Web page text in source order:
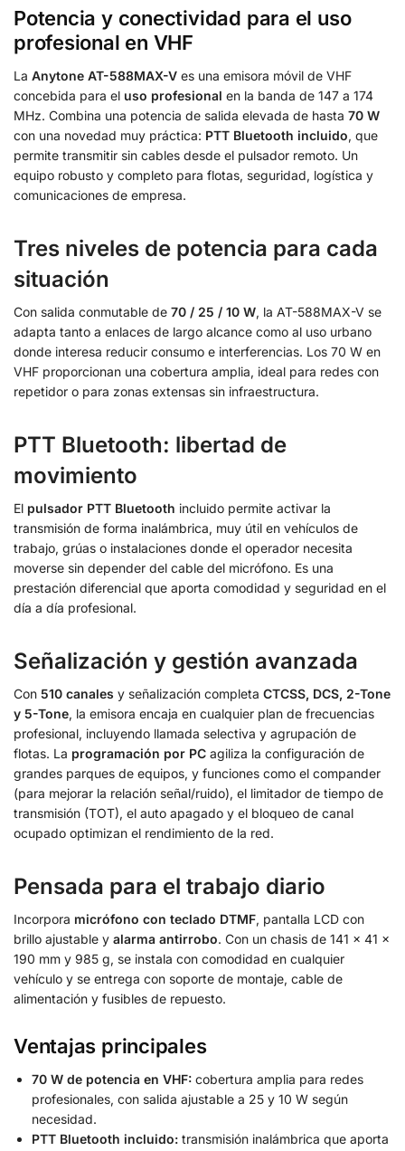
Potencia y conectividad para el uso
profesional en VHF
La Anytone AT-588MAX-V es una emisora móvil de VHF
concebida para el uso profesional en la banda de 147 a 174
MHz. Combina una potencia de salida elevada de hasta 70 W
con una novedad muy práctica: PTT Bluetooth incluido, que
permite transmitir sin cables desde el pulsador remoto. Un
equipo robusto y completo para flotas, seguridad, logística y
comunicaciones de empresa.
Tres niveles de potencia para cada
situación
Con salida conmutable de 70 / 25 / 10 W, la AT-588MAX-V se
adapta tanto a enlaces de largo alcance como al uso urbano
donde interesa reducir consumo e interferencias. Los 70 W en
VHF proporcionan una cobertura amplia, ideal para redes con
repetidor o para zonas extensas sin infraestructura.
PTT Bluetooth: libertad de
movimiento
El pulsador PTT Bluetooth incluido permite activar la
transmisión de forma inalámbrica, muy útil en vehículos de
trabajo, grúas o instalaciones donde el operador necesita
moverse sin depender del cable del micrófono. Es una
prestación diferencial que aporta comodidad y seguridad en el
día a día profesional.
Señalización y gestión avanzada
Con 510 canales y señalización completa CTCSS, DCS, 2-Tone
y 5-Tone, la emisora encaja en cualquier plan de frecuencias
profesional, incluyendo llamada selectiva y agrupación de
flotas. La programación por PC agiliza la configuración de
grandes parques de equipos, y funciones como el compander
(para mejorar la relación señal/ruido), el limitador de tiempo de
transmisión (TOT), el auto apagado y el bloqueo de canal
ocupado optimizan el rendimiento de la red.
Pensada para el trabajo diario
Incorpora micrófono con teclado DTMF, pantalla LCD con
brillo ajustable y alarma antirrobo. Con un chasis de 141 × 41 ×
190 mm y 985 g, se instala con comodidad en cualquier
vehículo y se entrega con soporte de montaje, cable de
alimentación y fusibles de repuesto.
Ventajas principales
70 W de potencia en VHF: cobertura amplia para redes
profesionales, con salida ajustable a 25 y 10 W según
necesidad.
PTT Bluetooth incluido: transmisión inalámbrica que aporta